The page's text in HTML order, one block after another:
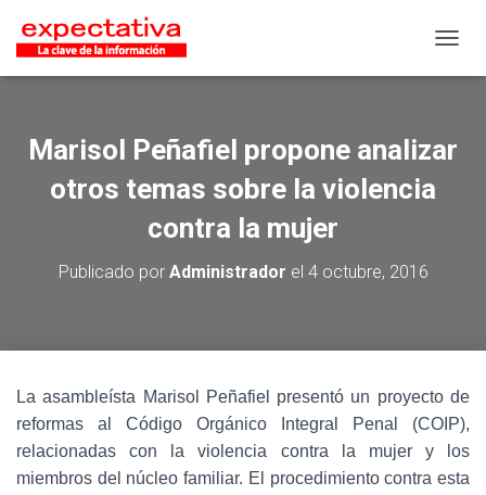
Marisol Peñafiel propone analizar
otros temas sobre la violencia
contra la mujer
Publicado por Administrador el 4 octubre, 2016
La asambleísta Marisol Peñafiel presentó un proyecto de
reformas al Código Orgánico Integral Penal (COIP),
relacionadas con la violencia contra la mujer y los
miembros del núcleo familiar. El procedimiento contra esta